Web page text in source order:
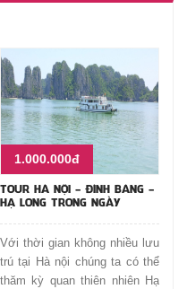
1.000.000đ
TOUR HÀ NỘI - ĐÌNH BẢNG -
HẠ LONG TRONG NGÀY
Với thời gian không nhiều lưu
trú tại Hà nội chúng ta có thể
thăm kỳ quan thiên nhiên Hạ